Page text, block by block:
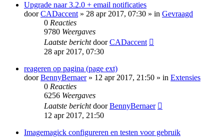
Upgrade naar 3.2.0 + email notificaties
doorCADaccent» 28 apr 2017, 07:30 » in Gevraagd
0 Reacties
9780 Weergaves
Laatste berichtdoorCADaccent
28 apr 2017, 07:30
reageren op pagina (page ext)
doorBennyBernaer» 12 apr 2017, 21:50 » in Extensies
0 Reacties
6256 Weergaves
Laatste berichtdoorBennyBernaer
12 apr 2017, 21:50
Imagemagick configureren en testen voor gebruik